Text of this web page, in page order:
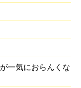
一気におらんくな